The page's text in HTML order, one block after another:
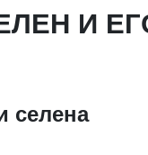
И
селена